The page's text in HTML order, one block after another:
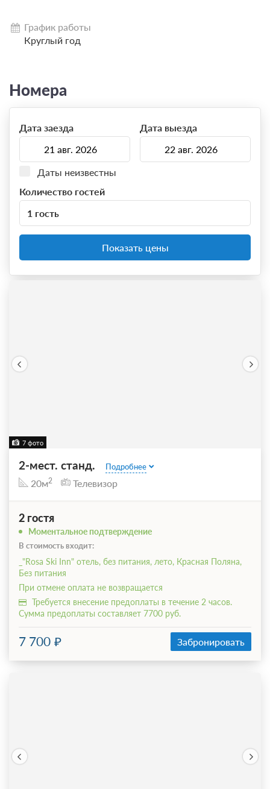
График работы
Круглый год
Номера
Дата заезда Дата выезда
Даты неизвестны
Количество гостей
1 гость
Показать цены
7 фото
2-мест. станд. Подробнее
20м2 Телевизор
2 гостя
Моментальное подтверждение
В стоимость входит:
_"Rosa Ski Inn" отель, без питания, лето, Красная Поляна,
Без питания
При отмене оплата не возвращается
Требуется внесение предоплаты в течение 2 часов.
Сумма предоплаты составляет 7700 руб.
7 700 Забронировать